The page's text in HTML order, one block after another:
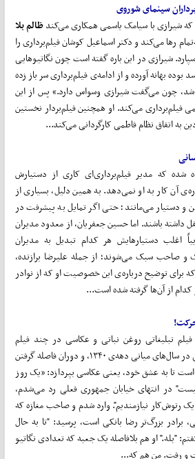
سینمای شوروی
شیرازی با سیامک یاسمی همکاری می‌کندظالم بلا
رها می‌کند و دکتر اسماعیل کوشان فیلم‌برداری را
شیرازی در این باره گفته است چون نگاتیوهایی
بهانه آورده و از ادامه‌ی فیلم‌برداری سر باز زده
چون می‌گفت شیرازی وسواس دارد.» پس از این
فیلم‌برداری می‌کند. او همچنین فیلم‌بردار نخستین
اتفاق نظام فاطمی کارگردانی می‌کند...
شده که مدیر فیلم‌برداری‌ای کاری از دستیارش
آن کار به او نمی‌دهد. به همین دلیل، بسیاری از
و دستیار می‌مانند؛ حتی اگر تمایل به پیشرفت در
داشته باشند. اما حسین جعفریان، از معدود مدیران
اغلب دستیارهایش هر کدام تبدیل به مدیران
و صاحب سبک می‌شوند؛ از جمله علیرضا برازنده،
برای توضیح درباره‌ی این خصوصیت او که از نوادر
از آن‌ها گرفته شده است...
تبلیغاتی روغن نباتی و عکاسی در چند فیلم
سینمایی، حاصل فعالیت ملکی در سال‌های میانی دهه‌ی ۱۳۴۰، و دوران فاصله گرفتن
ا‌ست تا به عشق خود، یعنی عکاسی بپردازد: «یک روز
در انتهای خیابان جمهوری فعلی رد ‌می‌شدم،
رتوش‌کار نیازمندیم". وارد شدم و صاحب مغازه که
برادر بزرگ‌تر رضا بانکی‌ است، پرسید: "تا به حال
"بله." او هم بلافاصله یک جعبه که تعدادی نگاتیو
و رفت. من هم که...